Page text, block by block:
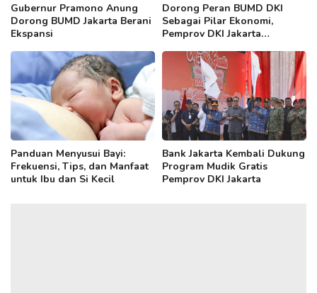
Gubernur Pramono Anung
Dorong BUMD Jakarta Berani
Ekspansi
Dorong Peran BUMD DKI
Sebagai Pilar Ekonomi,
Pemprov DKI Jakarta
Leaders Forum
Panduan Menyusui Bayi:
Frekuensi, Tips, dan Manfaat
untuk Ibu dan Si Kecil
Bank Jakarta Kembali Dukung
Program Mudik Gratis
Pemprov DKI Jakarta